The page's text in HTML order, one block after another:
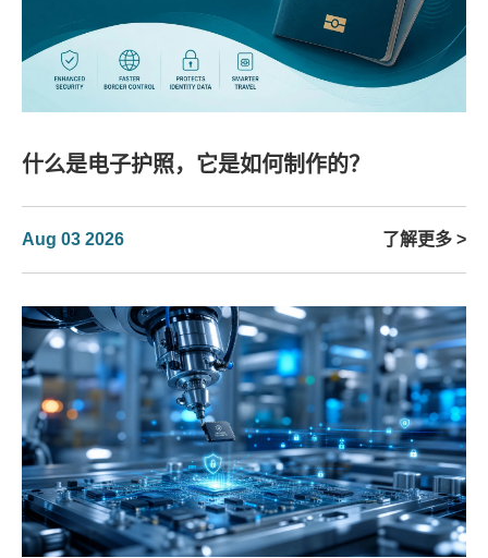
什么是电子护照，它是如何制作的？
Aug 03 2026 了解更多 >